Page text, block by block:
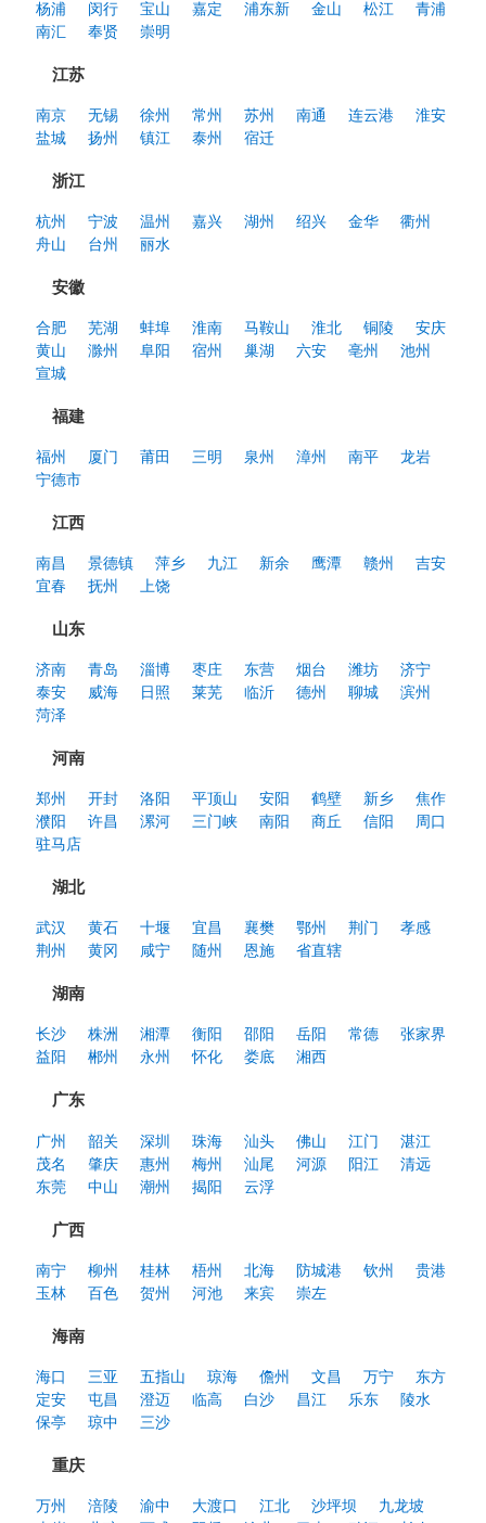
杨浦
闵行 宝山 嘉定 浦东新 金山 松江
青浦
南汇
奉贤 崇明
江苏
南京 无锡 徐州 常州 苏州 南通 连云港
淮安
盐城
扬州 镇江 泰州 宿迁
浙江
杭州 宁波 温州 嘉兴 湖州 绍兴 金华
衢州
舟山
台州 丽水
安徽
合肥 芜湖 蚌埠 淮南 马鞍山 淮北 铜陵
安庆
黄山
滁州 阜阳 宿州 巢湖 六安 亳州
池州
宣城
福建
福州 厦门 莆田 三明 泉州 漳州 南平
龙岩
宁德市
江西
南昌 景德镇 萍乡 九江 新余 鹰潭 赣州
吉安
宜春
抚州 上饶
山东
济南 青岛 淄博 枣庄 东营 烟台 潍坊
济宁
泰安
威海 日照 莱芜 临沂 德州 聊城
滨州
菏泽
河南
郑州 开封 洛阳 平顶山 安阳 鹤壁 新乡
焦作
濮阳
许昌 漯河 三门峡 南阳 商丘 信阳
周口
驻马店
湖北
武汉 黄石 十堰 宜昌 襄樊 鄂州 荆门
孝感
荆州
黄冈 咸宁 随州 恩施 省直辖
湖南
长沙 株洲 湘潭 衡阳 邵阳 岳阳 常德
张家界
益阳
郴州 永州 怀化 娄底 湘西
广东
广州 韶关 深圳 珠海 汕头 佛山 江门
湛江
茂名
肇庆 惠州 梅州 汕尾 河源 阳江
清远
东莞
中山 潮州 揭阳 云浮
广西
南宁 柳州 桂林 梧州 北海 防城港 钦州
贵港
玉林
百色 贺州 河池 来宾 崇左
海南
海口 三亚 五指山 琼海 儋州 文昌 万宁
东方
定安
屯昌 澄迈 临高 白沙 昌江 乐东
陵水
保亭
琼中 三沙
重庆
万州 涪陵 渝中 大渡口 江北 沙坪坝
九龙坡